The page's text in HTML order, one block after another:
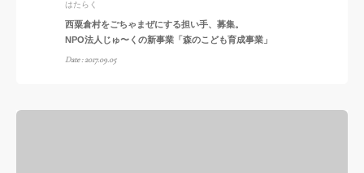
はたらく
西粟倉村をごちゃまぜにする担い手、募集。
NPO法人じゅ〜くの新事業「森のこども育成事業」
Date : 2017.09.05